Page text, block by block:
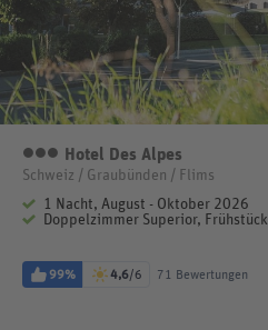
3 Sterne
Hotel Des Alpes
Schweiz / Graubünden / Flims
1 Nacht, August - Oktober 2026
Doppelzimmer Superior, Frühstück
99% 4,6/6 71 Bewertungen